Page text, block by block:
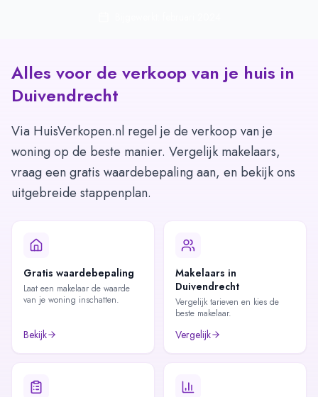
Alles voor de verkoop van je huis in
Duivendrecht
Via HuisVerkopen.nl regel je de verkoop van je
woning op de beste manier. Vergelijk makelaars,
vraag een gratis waardebepaling aan, en bekijk ons
uitgebreide stappenplan.
Gratis waardebepaling
Laat een makelaar de waarde
van je woning inschatten.
Bekijk
Makelaars in
Duivendrecht
Vergelijk tarieven en kies de
beste makelaar.
Vergelijk